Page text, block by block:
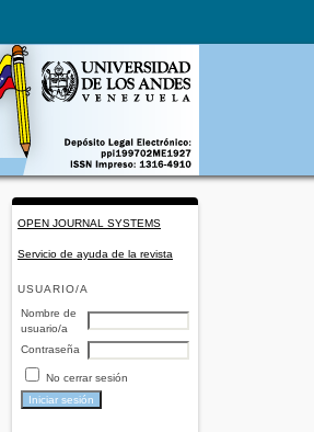
OPEN JOURNAL SYSTEMS
Servicio de ayuda de la revista
USUARIO/A
Nombre de
usuario/a
Contraseña
No cerrar sesión